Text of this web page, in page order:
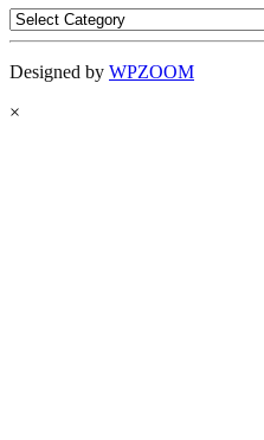
Categories
Designed by WPZOOM
×